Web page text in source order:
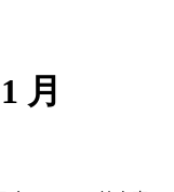
月